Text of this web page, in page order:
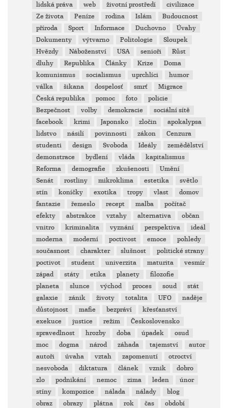
lidská práva
web životní prostředí
civilizace
Ze života
Peníze rodina Islám
Budoucnost
příroda
Sport Informace Duchovno
Úvahy
Dokumenty
výtvarno Politologie
Sloupek
Hvězdy
Náboženství USA senioři
Růst
dluhy
Republika Články Krize
Doma
komunismus
socialismus uprchlíci
humor
válka
šikana dospelosť smrť
Migrace
Česká republika
pomoc foto
policie
Bezpečnost
volby demokracie
sociální sítě
facebook
krimi Japonsko zločin
apokalypsa
lidstvo
násilí povinnosti zákon
Cenzura
studenti
design Svoboda Ideály
zemědělství
demonstrace
bydlení vláda
kapitalismus
Reforma
demografie zkušenosti
Umění
Senát
rostliny mikroklima estetika
světlo
stín
koníčky exotika tropy vlast
domov
fantazie
řemeslo recept malba
počítač
efekty
abstrakce vztahy alternativa
občan
vnitro
kriminalita vyznání perspektiva
ideál
moderna
moderní poctivost emoce
pohledy
současnost
charakter slušnost
politické strany
poctivot
student univerzita maturita
vesmír
západ
státy etika planety
filozofie
planeta
slunce východ proces soud
stát
galaxie
zánik životy totalita UFO
naděje
důstojnost
mafie bezpráví
křesťanství
exekuce
justice režim
Československo
spravedlnost
hrozby doba úpadek
osud
moc
dogma národ záhada tajemství
autor
autoři
úvaha vztah zapomenutí
otroctví
nesvoboda
diktatura článek vznik
dobro
zlo
podnikání nemoc zima leden
únor
stíny
kompozice nálada nálady
blog
obraz
obrazy plátna rok čas
období